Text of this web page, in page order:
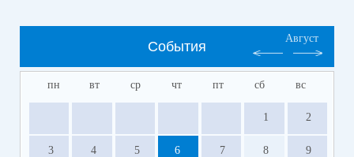
События
Август
пн вт ср чт пт сб вс
1 2
3 4 5 6 7 8 9